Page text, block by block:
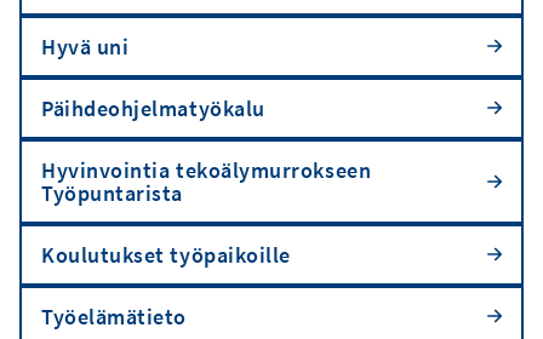
Hyvä uni
Päihdeohjelmatyökalu
Hyvinvointia tekoälymurrokseen
Työpuntarista
Koulutukset työpaikoille
Työelämätieto